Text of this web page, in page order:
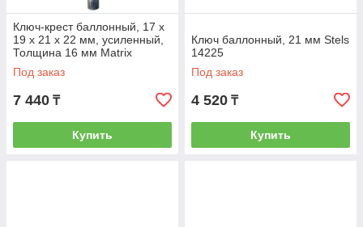
Ключ-крест баллонный, 17 х
19 х 21 х 22 мм, усиленный,
Толщинa 16 мм Matrix
Professional 14244
Под заказ
7 440 ₸
Купить
Ключ баллонный, 21 мм Stels
14225
Под заказ
4 520 ₸
Купить